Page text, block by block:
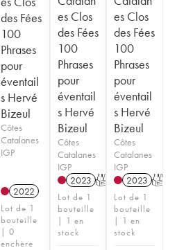
des Fées
100
Phrases
pour
éventail
s Hervé
Bizeul
Côtes
Catalanes
IGP
2022
Lot de 1
bouteille
| 0
enchère
es Clos
des Fées
100
Phrases
pour
éventail
s Hervé
Bizeul
Côtes
Catalanes
IGP
2023 T
Lot de 1
bouteille
| 1 en
stock
es Clos
des Fées
100
Phrases
pour
éventail
s Hervé
Bizeul
Côtes
Catalanes
IGP
2023 T
Lot de 1
bouteille
| 1 en
stock